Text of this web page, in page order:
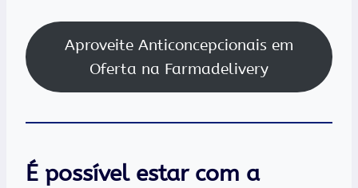
Aproveite Anticoncepcionais em
Oferta na Farmadelivery
É possível estar com a